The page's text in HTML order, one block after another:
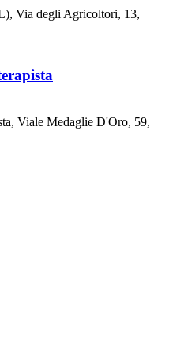
Via degli Agricoltori, 13,
Viale Medaglie D'Oro, 59,